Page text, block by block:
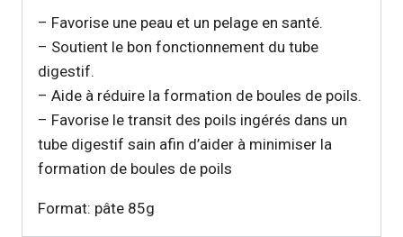
– Favorise une peau et un pelage en santé.
– Soutient le bon fonctionnement du tube
digestif.
– Aide à réduire la formation de boules de poils.
– Favorise le transit des poils ingérés dans un
tube digestif sain afin d’aider à minimiser la
formation de boules de poils
Format: pâte 85g